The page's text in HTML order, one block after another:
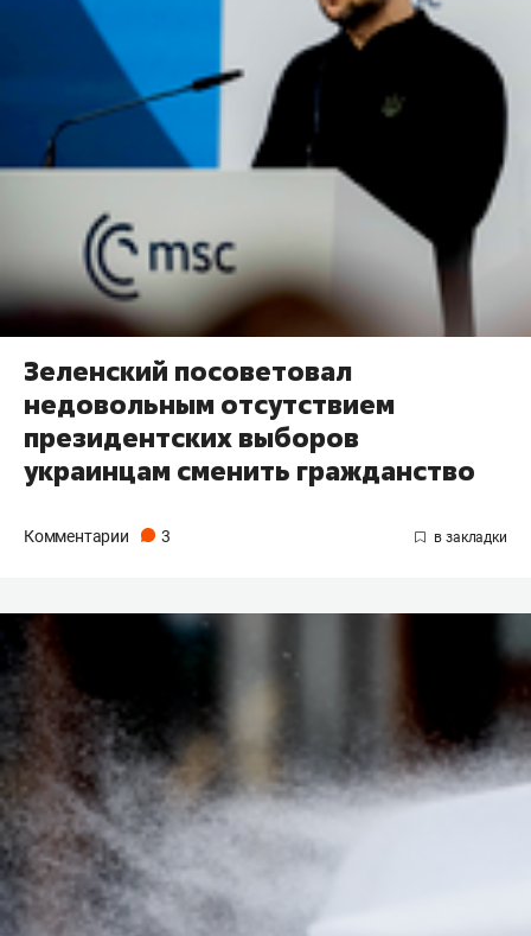
Зеленский посоветовал
недовольным отсутствием
президентских выборов
украинцам сменить гражданство
Комментарии 3